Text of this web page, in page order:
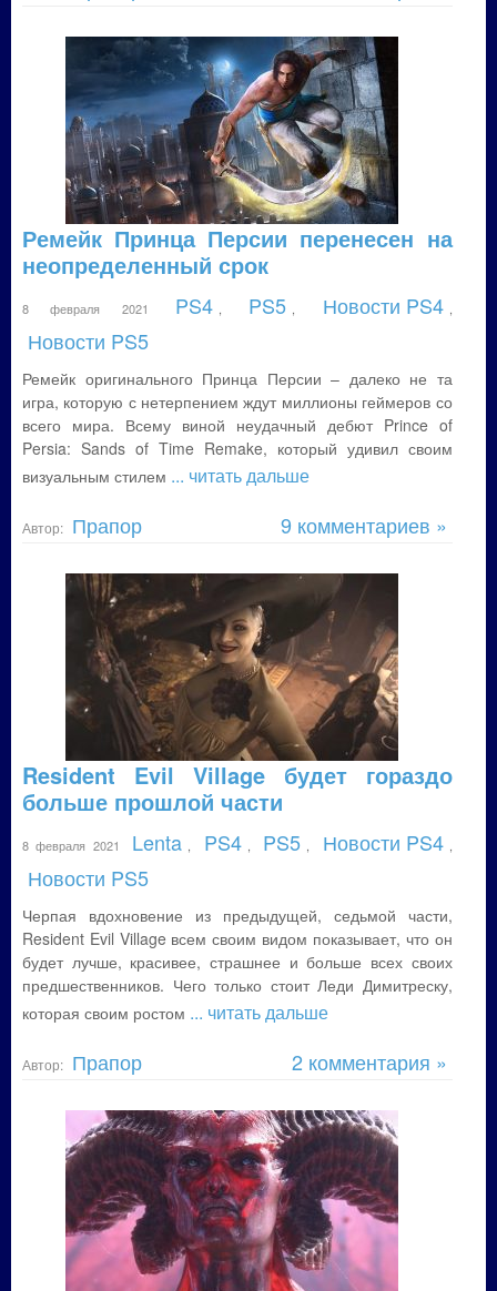
Ремейк Принца Персии перенесен на
неопределенный срок
8 февраля 2021 PS4 PS5 Новости PS4
Новости PS5
Ремейк оригинального Принца Персии – далеко не та
игра, которую с нетерпением ждут миллионы геймеров со
всего мира. Всему виной неудачный дебют Prince of
Persia: Sands of Time Remake, который удивил своим
визуальным стилем ... читать дальше
Автор: Прапор 9 комментариев »
Resident Evil Village будет гораздо
больше прошлой части
8 февраля 2021 Lenta PS4 PS5 Новости PS4
Новости PS5
Черпая вдохновение из предыдущей, седьмой части,
Resident Evil Village всем своим видом показывает, что он
будет лучше, красивее, страшнее и больше всех своих
предшественников. Чего только стоит Леди Димитреску,
которая своим ростом ... читать дальше
Автор: Прапор 2 комментария »